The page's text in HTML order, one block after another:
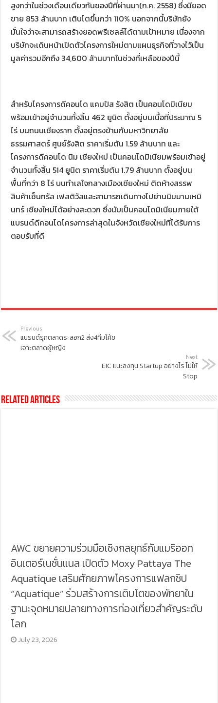
สูงกว่าในช่วงเดือนเดียวกันของปีที่ผ่านมา(ก.ค. 2558) ซึ่งมียอด
ขาย 853 ล้านบาท เติบโตขึ้นกว่า 110% นอกจากนี้บริษัทยัง
มั่นใจว่าจะสามารถสร้างยอดพรีเซลล์ได้ตามเป้าหมาย เนื่องจาก
บริษัทจะเดินหน้าเปิดตัวโครงการใหม่ตามแผนธุรกิจที่วางไว้เป็น
มูลค่ารวมอีกถึง 34,600 ล้านบาทในช่วงที่เหลือของปีนี้
สำหรับโครงการดีคอนโด แคมปัส รังสิต เป็นคอนโดมิเนียม
พร้อมเข้าอยู่จำนวนทั้งสิ้น 462 ยูนิต ตั้งอยู่บนเนื้อที่ประมาณ 5
ไร่ บนถนนเชียงราก ตั้งอยู่ตรงข้ามกับมหาวิทยาลัย
ธรรมศาสตร์ ศูนย์รังสิต ราคาเริ่มต้น 1.59 ล้านบาท และ
โครงการดีคอนโด นิม เชียงใหม่ เป็นคอนโดมิเนียมพร้อมเข้าอยู่
จำนวนทั้งสิ้น 514 ยูนิต ราคาเริ่มต้น 1.79 ล้านบาท ตั้งอยู่บน
พื้นที่กว่า 8 ไร่ บนทำเลใจกลางเมืองเชียงใหม่ ติดห้างสรรพ
สินค้าเซ็นทรัล เฟสติวัลและสามารถเดินทางไปย่านนิมมานเหมิ
นทร์ เชียงใหม่ได้อย่างสะดวก ซึ่งนับเป็นคอนโดมิเนียมภายใต้
แบรนด์ดีคอนโดโครงการล่าสุดในจังหวัดเชียงใหม่ที่ได้รับการ
ตอบรับที่ดี
Previous
แบรนด์รุกตลาดระลอก2 ส่ง4ทีมโค้ช
เจาะตลาดผู้หญิง
Next
EIC แนะลงทุน Startup อย่างไร ไม่ให้
Stop
Related Articles
AWC ขยายความร่วมมือเชิงกลยุทธ์กับแมริออท
อินเตอร์เนชั่นแนล เปิดตัว Moxy Pattaya The
Aquatique เสริมศักยภาพโครงการแฟลกชิป
“Aquatique” ร่วมสร้างการเติบโตของพัทยาใน
ฐานะจุดหมายปลายทางการท่องเที่ยวสำคัญระดับ
โลก
July 23, 2026